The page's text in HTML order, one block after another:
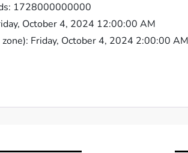
1728000000000
October 4, 2024 12:00:00 AM
Friday, October 4, 2024 2:00:00